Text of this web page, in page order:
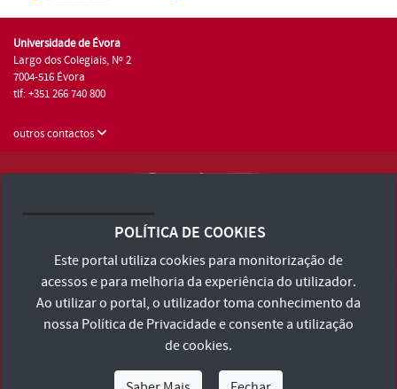
Universidade de Évora
Largo dos Colegiais, Nº 2
7004-516 Évora
tlf: +351 266 740 800
outros contactos
Consulte os Termos e Condições e Política de Privacidade
Declaração de Acessibilidade
POLÍTICA DE COOKIES
Este portal utiliza cookies para monitorização de
acessos e para melhoria da experiência do utilizador.
Ao utilizar o portal, o utilizador toma conhecimento da
nossa Política de Privacidadee consente a utilização
de cookies.